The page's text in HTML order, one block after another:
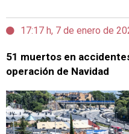
17:17 h, 7 de enero de
51 muertos en
operación de Navidad